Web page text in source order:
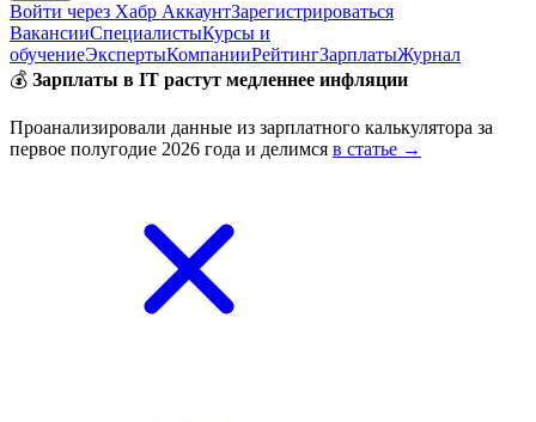
Войти через Хабр АккаунтЗарегистрироваться
ВакансииСпециалистыКурсы и
обучениеЭкспертыКомпанииРейтингЗарплатыЖурнал
💰 Зарплаты в IT растут медленнее инфляции
Проанализировали данные из зарплатного калькулятора за
первое полугодие 2026 года и делимся в статье →